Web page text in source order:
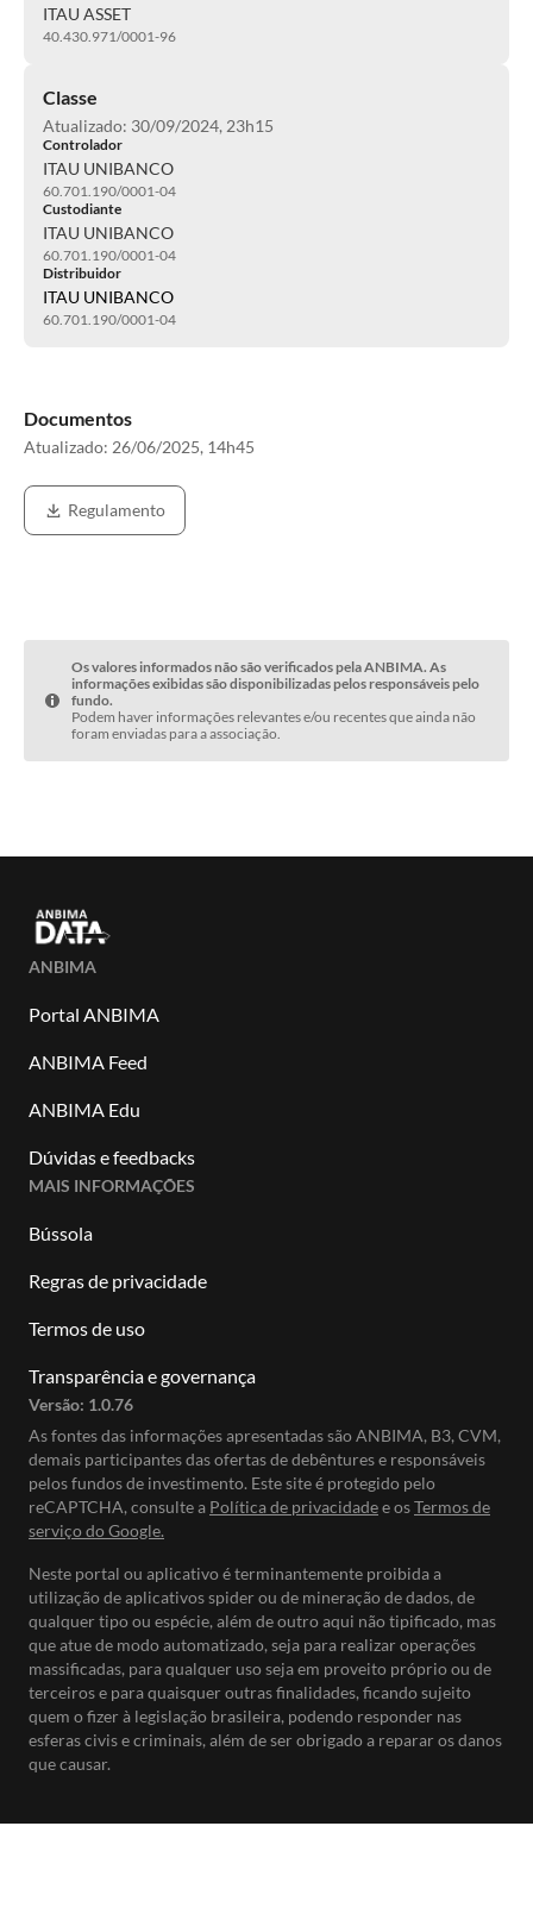
ITAU ASSET
40.430.971/0001-96
Classe
Atualizado: 30/09/2024, 23h15
Controlador
ITAU UNIBANCO
60.701.190/0001-04
Custodiante
ITAU UNIBANCO
60.701.190/0001-04
Distribuidor
ITAU UNIBANCO
60.701.190/0001-04
Documentos
Atualizado: 26/06/2025, 14h45
Regulamento
Os valores informados não são verificados pela ANBIMA. As
informações exibidas são disponibilizadas pelos responsáveis pelo
fundo.
Podem haver informações relevantes e/ou recentes que ainda não
foram enviadas para a associação.
ANBIMA
Portal ANBIMA
ANBIMA Feed
ANBIMA Edu
Dúvidas e feedbacks
MAIS INFORMAÇÕES
Bússola
Regras de privacidade
Termos de uso
Transparência e governança
Versão: 1.0.76
As fontes das informações apresentadas são ANBIMA, B3, CVM,
demais participantes das ofertas de debêntures e responsáveis
pelos fundos de investimento. Este site é protegido pelo
reCAPTCHA, consulte a Política de privacidadee osTermos de
serviço do Google.
Neste portal ou aplicativo é terminantemente proibida a
utilização de aplicativos spider ou de mineração de dados, de
qualquer tipo ou espécie, além de outro aqui não tipificado, mas
que atue de modo automatizado, seja para realizar operações
massificadas, para qualquer uso seja em proveito próprio ou de
terceiros e para quaisquer outras finalidades, ficando sujeito
quem o fizer à legislação brasileira, podendo responder nas
esferas civis e criminais, além de ser obrigado a reparar os danos
que causar.